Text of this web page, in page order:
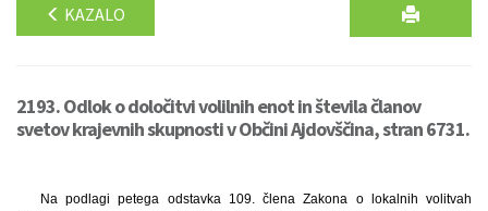
KAZALO
2193. Odlok o določitvi volilnih enot in števila članov
svetov krajevnih skupnosti v Občini Ajdovščina, stran 6731.
Na podlagi petega odstavka 109. člena Zakona o lokalnih volitvah